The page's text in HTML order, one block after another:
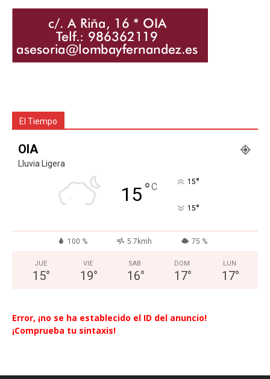
El Tiempo
OIA
Lluvia Ligera
15°C 15°
15°
100 % 5.7kmh 75 %
JUE
15°
VIE
19°
SAB
16°
DOM
17°
LUN
17°
Error, ¡no se ha establecido el ID del anuncio!
¡Comprueba tu sintaxis!